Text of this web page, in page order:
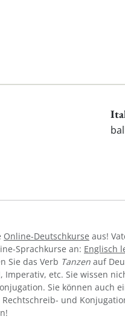
Online-Deutschkurse aus!
Sprachkurse an: Englisch
Sie das Verb Tanzen auf
etc. Sie wissen
Sie können auch
und